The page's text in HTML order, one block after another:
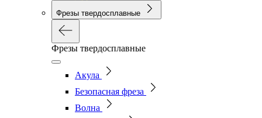
Фрезы твердосплавные
Фрезы твердосплавные
Акула
Безопасная фреза
Волна